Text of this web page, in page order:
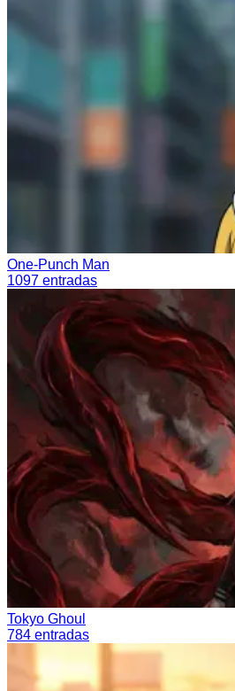
One-Punch Man
1097 entradas
Tokyo Ghoul
784 entradas